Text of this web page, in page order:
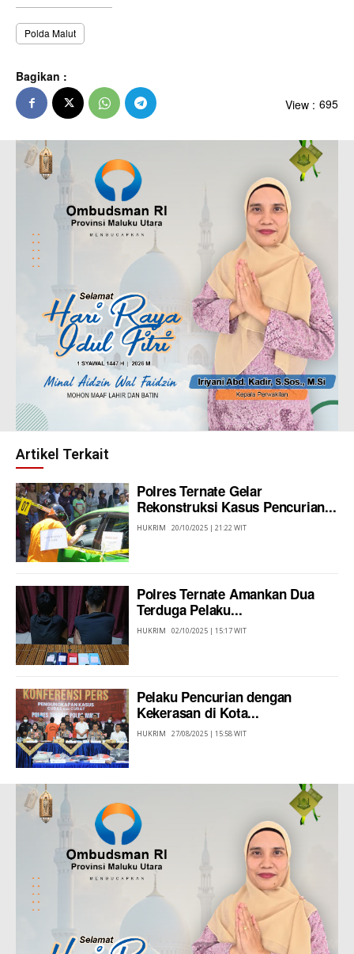
Polda Malut
Bagikan :
View : 695
Artikel Terkait
Polres Ternate Gelar
Rekonstruksi Kasus Pencurian...
HUKRIM 20/10/2025 | 21:22 WIT
Polres Ternate Amankan Dua
Terduga Pelaku...
HUKRIM 02/10/2025 | 15:17 WIT
Pelaku Pencurian dengan
Kekerasan di Kota...
HUKRIM 27/08/2025 | 15:58 WIT